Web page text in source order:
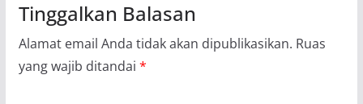
Tinggalkan Balasan
Alamat email Anda tidak akan dipublikasikan. Ruas
yang wajib ditandai *